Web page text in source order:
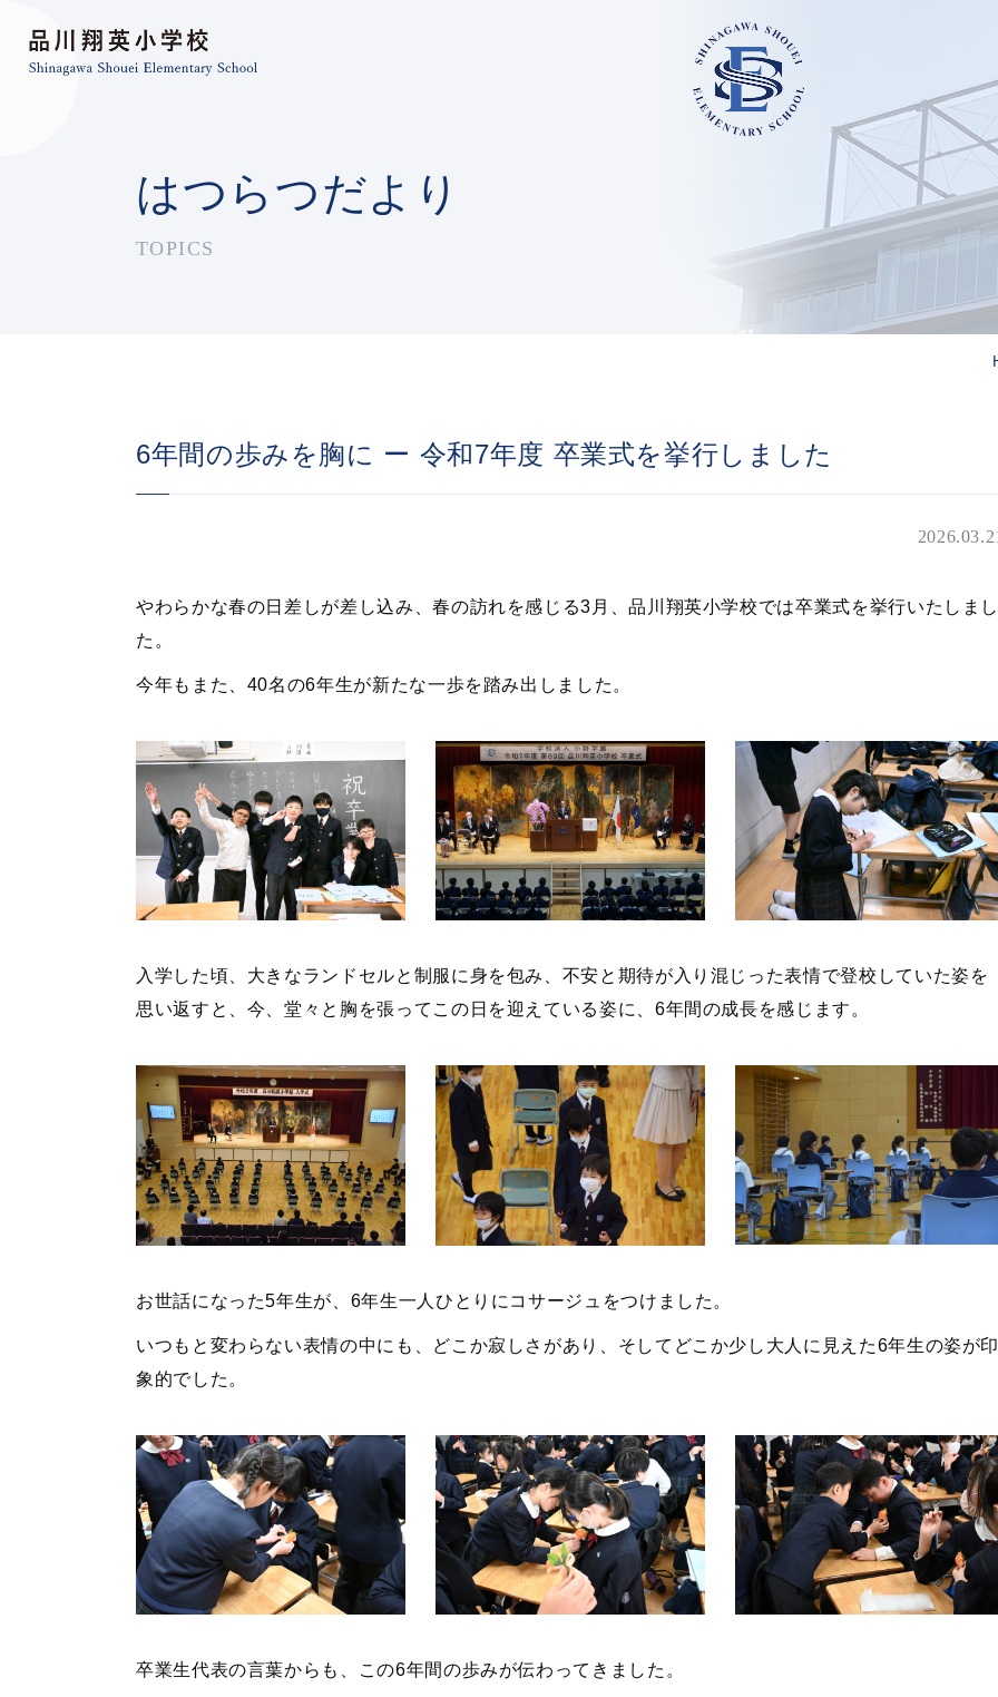
はつらつだより
TOPICS
6年間の歩みを胸に ー 令和7年度 卒業式を挙行しました
やわらかな春の日差しが差し込み、春の訪れを感じる3月、品川翔英小学校では卒業式を挙行いたしま
た。
今年もまた、40名の6年生が新たな一歩を踏み出しました。
入学した頃、大きなランドセルと制服に身を包み、不安と期待が入り混じった表情で登校していた姿を
思い返すと、今、堂々と胸を張ってこの日を迎えている姿に、6年間の成長を感じます。
お世話になった5年生が、6年生一人ひとりにコサージュをつけました。
いつもと変わらない表情の中にも、どこか寂しさがあり、そしてどこか少し大人に見えた6年生の姿が
象的でした。
卒業生代表の言葉からも、この6年間の歩みが伝わってきました。